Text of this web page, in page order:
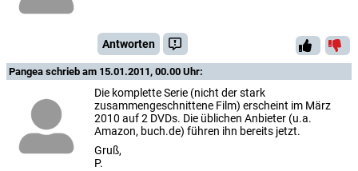
Antworten
Pangea schrieb am 15.01.2011, 00.00 Uhr:
Die komplette Serie (nicht der stark
zusammengeschnittene Film) erscheint im März
2010 auf 2 DVDs. Die üblichen Anbieter (u.a.
Amazon, buch.de) führen ihn bereits jetzt.
Gruß,
P.